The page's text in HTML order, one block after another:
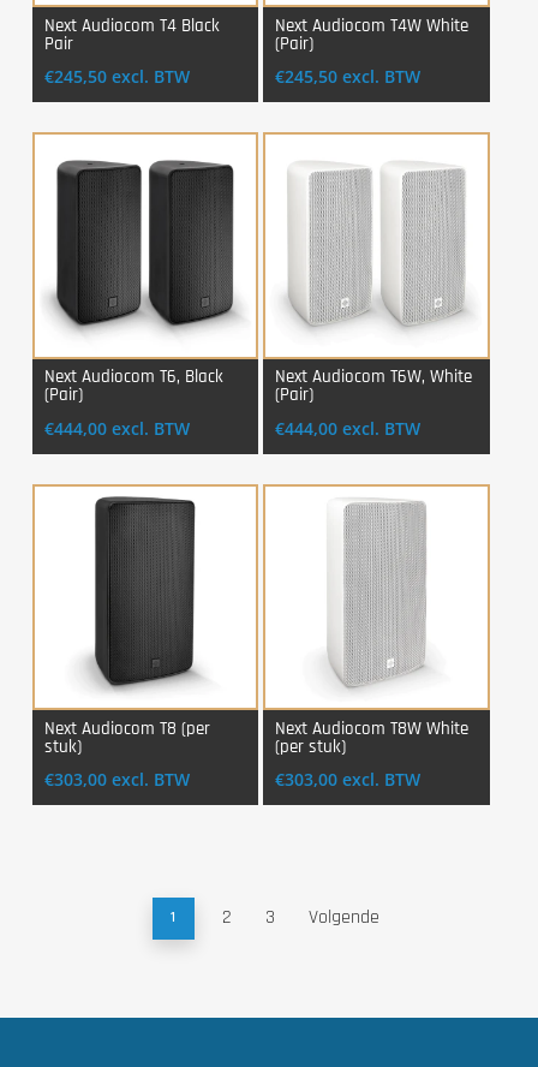
Login Voor Aankoop
Next Audiocom T4 Black
Pair
€245,50 excl. BTW
Login Voor Aankoop
Next Audiocom T4W White
(Pair)
€245,50 excl. BTW
Login Voor Aankoop
Next Audiocom T6, Black
(Pair)
€444,00 excl. BTW
Login Voor Aankoop
Next Audiocom T6W, White
(Pair)
€444,00 excl. BTW
Login Voor Aankoop
Next Audiocom T8 (per
stuk)
€303,00 excl. BTW
Login Voor Aankoop
Next Audiocom T8W White
(per stuk)
€303,00 excl. BTW
1 2 3 Volgende